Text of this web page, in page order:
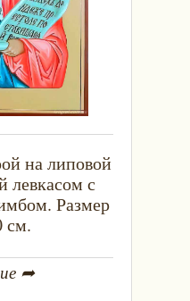
на липовой
левкасом с
Размер
см.
➦